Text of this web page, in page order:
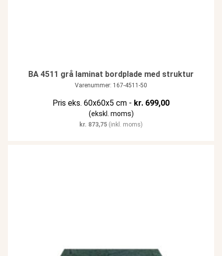
BA 4511 grå laminat bordplade med struktur
Varenummer: 167-4511-50
Pris eks. 60x60x5 cm - kr. 699,00
(ekskl. moms)
kr. 873,75 (inkl. moms)